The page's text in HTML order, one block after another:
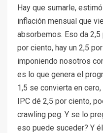
Hay que sumarle,
inflación mensual que
absorbemos. Eso da
por ciento, hay un 2,5
imponiendo nosotros
es lo que genera el
1,5 se convierta en
IPC dé 2,5 por ciento,
crawling peg. Y se lo
eso puede suceder? Y